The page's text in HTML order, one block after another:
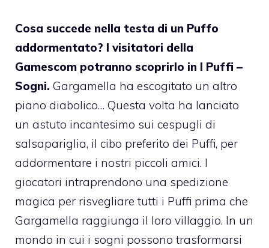
Cosa succede nella testa di un Puffo
addormentato? I visitatori della
Gamescom potranno scoprirlo in I Puffi –
Sogni. Gargamella ha escogitato un altro
piano diabolico… Questa volta ha lanciato
un astuto incantesimo sui cespugli di
salsapariglia, il cibo preferito dei Puffi, per
addormentare i nostri piccoli amici. I
giocatori intraprendono una spedizione
magica per risvegliare tutti i Puffi prima che
Gargamella raggiunga il loro villaggio. In un
mondo in cui i sogni possono trasformarsi